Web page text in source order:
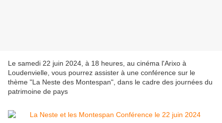
Le samedi 22 juin 2024, à 18 heures, au cinéma l'Arixo à
Loudenvielle, vous pourrez assister à une conférence sur le
thème "La Neste des Montespan", dans le cadre des journées du
patrimoine de pays